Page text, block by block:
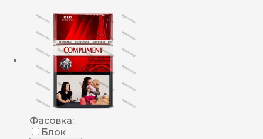
Фасовка:
Блок